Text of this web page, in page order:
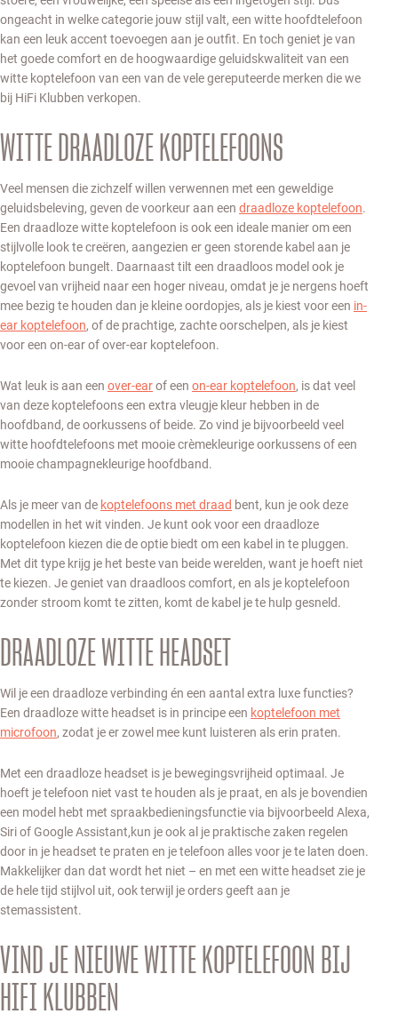
ongeacht in welke categorie jouw stijl valt, een witte hoofdtelefoon
kan een leuk accent toevoegen aan je outfit. En toch geniet je van
het goede comfort en de hoogwaardige geluidskwaliteit van een
witte koptelefoon van een van de vele gereputeerde merken die we
bij HiFi Klubben verkopen.
WITTE DRAADLOZE KOPTELEFOONS
Veel mensen die zichzelf willen verwennen met een geweldige
geluidsbeleving, geven de voorkeur aan een draadloze koptelefoon.
Een draadloze witte koptelefoon is ook een ideale manier om een
stijlvolle look te creëren, aangezien er geen storende kabel aan je
koptelefoon bungelt. Daarnaast tilt een draadloos model ook je
gevoel van vrijheid naar een hoger niveau, omdat je je nergens hoeft
mee bezig te houden dan je kleine oordopjes, als je kiest voor een in-
ear koptelefoon, of de prachtige, zachte oorschelpen, als je kiest
voor een on-ear of over-ear koptelefoon.
Wat leuk is aan een over-earof een on-ear koptelefoon, is dat veel
van deze koptelefoons een extra vleugje kleur hebben in de
hoofdband, de oorkussens of beide. Zo vind je bijvoorbeeld veel
witte hoofdtelefoons met mooie crèmekleurige oorkussens of een
mooie champagnekleurige hoofdband.
Als je meer van de koptelefoons met draad bent, kun je ook deze
modellen in het wit vinden. Je kunt ook voor een draadloze
koptelefoon kiezen die de optie biedt om een kabel in te pluggen.
Met dit type krijg je het beste van beide werelden, want je hoeft niet
te kiezen. Je geniet van draadloos comfort, en als je koptelefoon
zonder stroom komt te zitten, komt de kabel je te hulp gesneld.
DRAADLOZE WITTE HEADSET
Wil je een draadloze verbinding én een aantal extra luxe functies?
Een draadloze witte headset is in principe een koptelefoon met
microfoon, zodat je er zowel mee kunt luisteren als erin praten.
Met een draadloze headset is je bewegingsvrijheid optimaal. Je
hoeft je telefoon niet vast te houden als je praat, en als je bovendien
een model hebt met spraakbedieningsfunctie via bijvoorbeeld Alexa,
Siri of Google Assistant,kun je ook al je praktische zaken regelen
door in je headset te praten en je telefoon alles voor je te laten doen.
Makkelijker dan dat wordt het niet – en met een witte headset zie je
de hele tijd stijlvol uit, ook terwijl je orders geeft aan je
stemassistent.
VIND JE NIEUWE WITTE KOPTELEFOON BIJ
HIFI KLUBBEN